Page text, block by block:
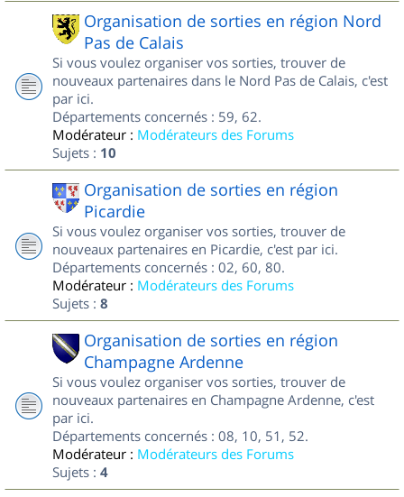
Organisation de sorties en région Nord
Pas de Calais
Si vous voulez organiser vos sorties, trouver de
nouveaux partenaires dans le Nord Pas de Calais, c'est
par ici.
Départements concernés : 59, 62.
Modérateur : Modérateurs des Forums
Sujets : 10
Organisation de sorties en région
Picardie
Si vous voulez organiser vos sorties, trouver de
nouveaux partenaires en Picardie, c'est par ici.
Départements concernés : 02, 60, 80.
Modérateur : Modérateurs des Forums
Sujets : 8
Organisation de sorties en région
Champagne Ardenne
Si vous voulez organiser vos sorties, trouver de
nouveaux partenaires en Champagne Ardenne, c'est
par ici.
Départements concernés : 08, 10, 51, 52.
Modérateur : Modérateurs des Forums
Sujets : 4